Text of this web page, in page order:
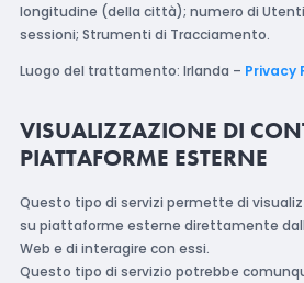
longitudine (della città); numero di
sessioni; Strumenti di Tracciamento.
Luogo del trattamento: Irlanda – Privacy
VISUALIZZAZIONE DI
PIATTAFORME ESTERNE
Questo tipo di servizi permette di
su piattaforme esterne direttamente
Web e di interagire con essi.
Questo tipo di servizio potrebbe